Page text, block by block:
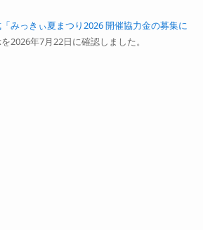
みっきぃ夏まつり2026 開催協力金の募集に
2026年7月22日に確認しました。